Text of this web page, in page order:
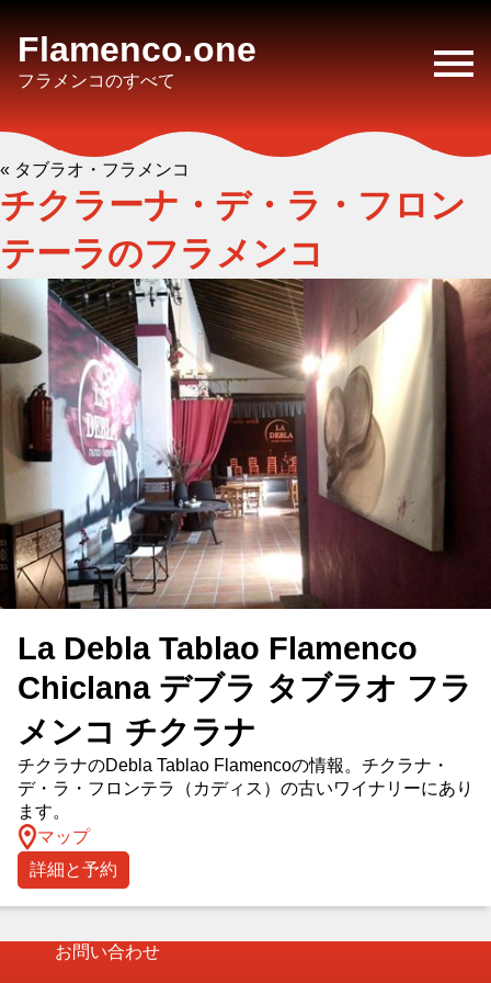
Flamenco.one
フラメンコのすべて
« タブラオ・フラメンコ
チクラーナ・デ・ラ・フロン
テーラのフラメンコ
La Debla Tablao Flamenco
Chiclana デブラ タブラオ フラ
メンコ チクラナ
チクラナのDebla Tablao Flamencoの情報。チクラナ・
デ・ラ・フロンテラ（カディス）の古いワイナリーにあり
ます。
マップ
詳細と予約
お問い合わせ